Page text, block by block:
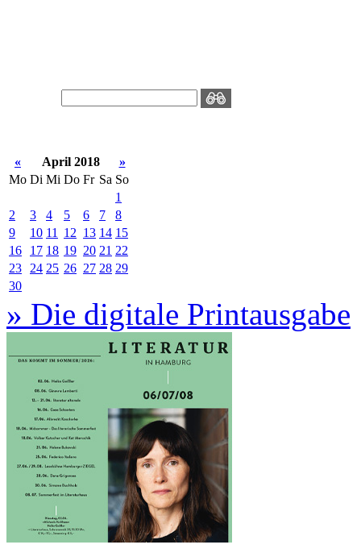
« April 2018
»
Mo Di Mi Do Fr Sa So
1
2
3 4 5 6 7
8
9
10 11 12 13 14 15
16
17 18 19 20 21 22
23
24 25 26 27 28 29
30
» Die digitale Printausgabe